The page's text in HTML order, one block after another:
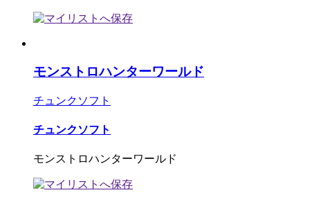
モンストロハンターワールド
チュンクソフト
チュンクソフト
モンストロハンターワールド